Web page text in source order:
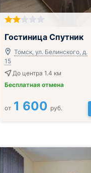
Гостиница Спутник
Томск, ул. Белинского, д.
15
До центра 1.4 км
Бесплатная отмена
от 1 600 руб.